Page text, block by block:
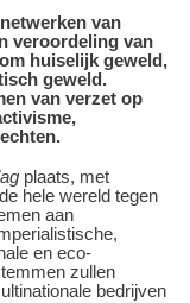
van
veroordeling van
huiselijk geweld,
geweld.
van verzet op
plaats, met
hele wereld tegen
aan
en eco-
zullen
bedrijven